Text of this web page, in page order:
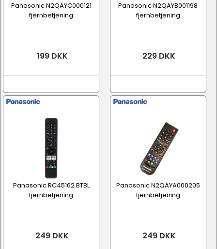
Panasonic N2QAYC000121
fjernbetjening
199 DKK
Panasonic N2QAYB001198
fjernbetjening
229 DKK
Panasonic RC45162 BTBL
fjernbetjening
249 DKK
Panasonic N2QAYA000205
fjernbetjening
249 DKK